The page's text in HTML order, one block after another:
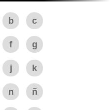
b c
f g
j k
n ñ